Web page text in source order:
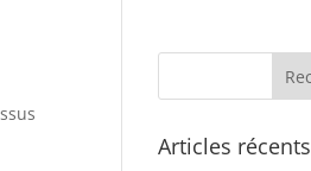
Articles récents